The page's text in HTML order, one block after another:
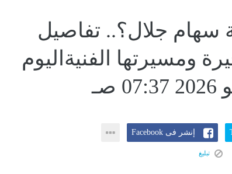
سهام جلال؟.. تفاصيل
ومسيرتها الفنيةاليوم
إنشر فى Facebook
تبليغ